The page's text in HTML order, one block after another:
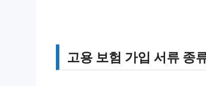
고용 보험 가입 서류 종